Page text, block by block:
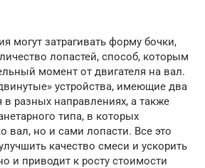
могут затрагивать форму бочки,
лопастей, способ, которым
момент от двигателя на вал.
устройства, имеющие два
разных направлениях, а также
типа, в которых
вал, но и сами лопасти. Все это
качество смеси и ускорить
и приводит к росту стоимости